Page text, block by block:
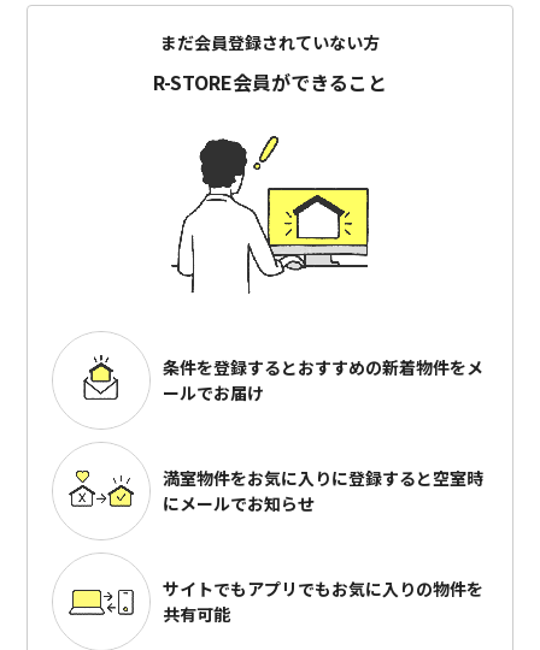
まだ会員登録されていない方
R-STORE会員ができること
条件を登録するとおすすめの新着物件をメ
ールでお届け
満室物件をお気に入りに登録すると空室時
にメールでお知らせ
サイトでもアプリでもお気に入りの物件を
共有可能